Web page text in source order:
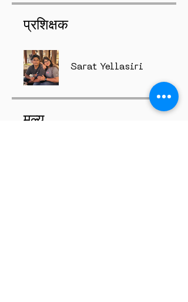
प्रशिक्षक
Sarat Yellasiri
मूल्य